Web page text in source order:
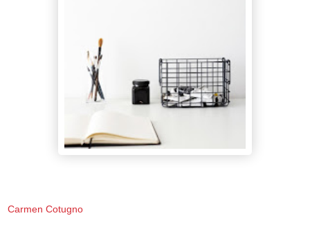
Carmen Cotugno